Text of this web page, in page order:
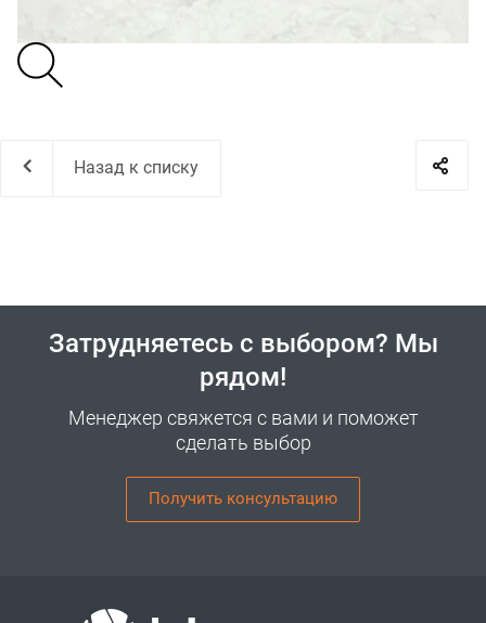
Назад к списку
Затрудняетесь с выбором? Мы
рядом!
Менеджер свяжется с вами и поможет
сделать выбор
Получить консультацию